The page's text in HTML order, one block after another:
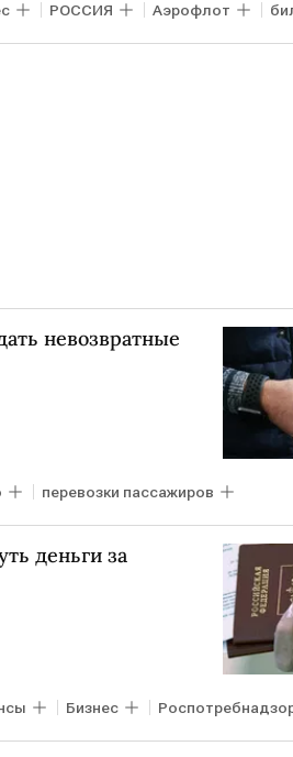
РОССИЯ Аэрофлот
невозвратные
перевозки пассажиров
деньги за
Бизнес